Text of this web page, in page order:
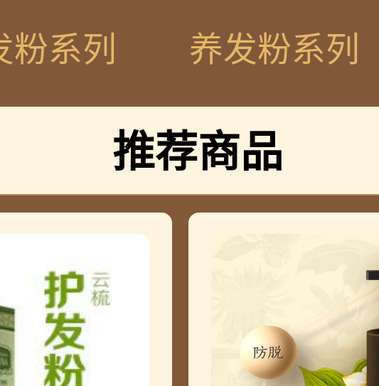
您的订单已发出, 请查收
您的订单已发出, 请查收
您的订单已发出, 请查收
您的订单已发出, 请查收
您的订单已发出, 请查收
粉系列 养发粉系列
推荐商品